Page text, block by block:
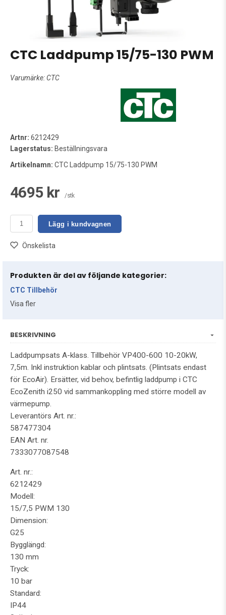
CTC Laddpump 15/75-130 PWM
Varumärke: CTC
Artnr: 6212429
Lagerstatus: Beställningsvara
Artikelnamn: CTC Laddpump 15/75-130 PWM
4695 kr /stk
Lägg i kundvagnen
Önskelista
Produkten är del av följande kategorier:
CTC Tillbehör
Visa fler
BESKRIVNING
Laddpumpsats A-klass. Tillbehör VP400-600 10-20kW,
7,5m. Inkl instruktion kablar och plintsats. (Plintsats endast
för EcoAir). Ersätter, vid behov, befintlig laddpump i CTC
EcoZenith i250 vid sammankoppling med större modell av
värmepump.
Leverantörs Art. nr.:
587477304
EAN Art. nr.
7333077087548
Art. nr.:
6212429
Modell:
15/7,5 PWM 130
Dimension:
G25
Bygglängd:
130 mm
Tryck:
10 bar
Standard:
IP44